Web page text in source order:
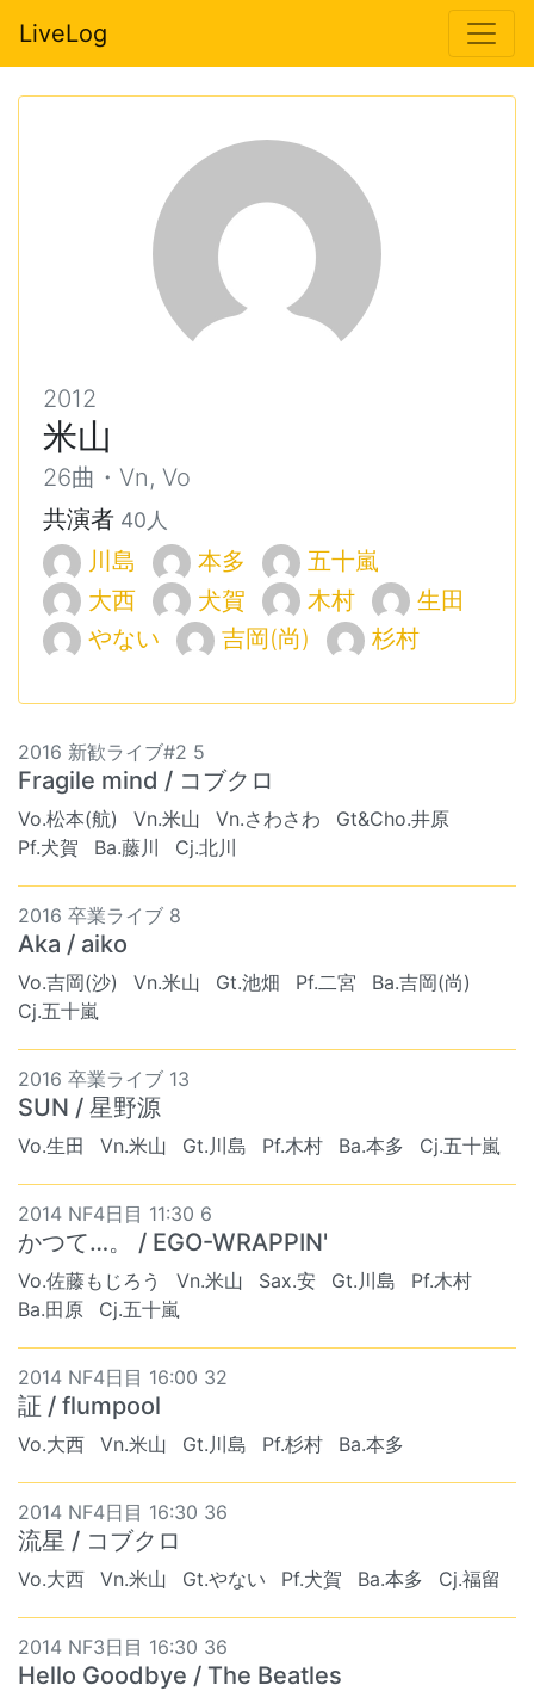
LiveLog
2012
米山
26曲・Vn, Vo
共演者 40人
川島 本多
五十嵐
大西
犬賀 木村
生田
やない
吉岡(尚) 杉村
2016 新歓ライブ#2 5
Fragile mind / コブクロ
Vo.松本(航) Vn.米山 Vn.さわさわ
Gt&Cho.井原
Pf.犬賀
Ba.藤川 Cj.北川
2016 卒業ライブ 8
Aka / aiko
Vo.吉岡(沙) Vn.米山 Gt.池畑 Pf.二宮
Ba.吉岡(尚)
Cj.五十嵐
2016 卒業ライブ 13
SUN / 星野源
Vo.生田 Vn.米山 Gt.川島 Pf.木村 Ba.本多 Cj.五十嵐
2014 NF4日目 11:30 6
かつて…。 / EGO-WRAPPIN'
Vo.佐藤もじろう Vn.米山 Sax.安 Gt.川島
Pf.木村
Ba.田原
Cj.五十嵐
2014 NF4日目 16:00 32
証 / flumpool
Vo.大西 Vn.米山 Gt.川島 Pf.杉村 Ba.本多
2014 NF4日目 16:30 36
流星 / コブクロ
Vo.大西 Vn.米山 Gt.やない Pf.犬賀 Ba.本多 Cj.福留
2014 NF3日目 16:30 36
Hello Goodbye / The Beatles